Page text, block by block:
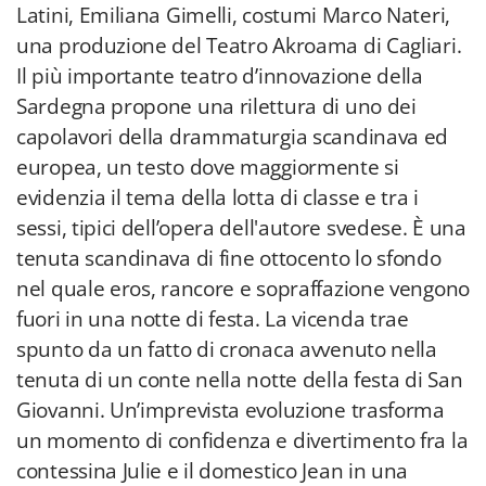
Latini, Emiliana Gimelli, costumi Marco Nateri,
una produzione del Teatro Akroama di Cagliari.
Il più importante teatro d’innovazione della
Sardegna propone una rilettura di uno dei
capolavori della drammaturgia scandinava ed
europea, un testo dove maggiormente si
evidenzia il tema della lotta di classe e tra i
sessi, tipici dell’opera dell'autore svedese. È una
tenuta scandinava di fine ottocento lo sfondo
nel quale eros, rancore e sopraffazione vengono
fuori in una notte di festa. La vicenda trae
spunto da un fatto di cronaca avvenuto nella
tenuta di un conte nella notte della festa di San
Giovanni. Un’imprevista evoluzione trasforma
un momento di confidenza e divertimento fra la
contessina Julie e il domestico Jean in una